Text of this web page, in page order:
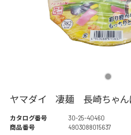
ヤマダイ 凄麺 長崎ちゃん
カタログ番号
30-25-40460
商品番号
4903088015637